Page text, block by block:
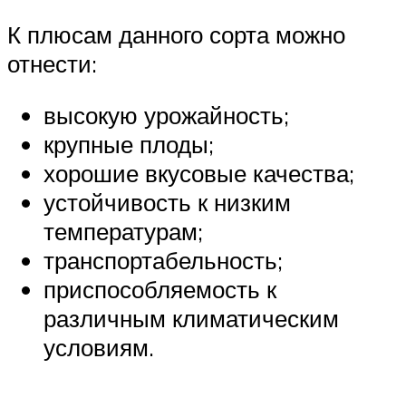
К плюсам данного сорта можно
отнести:
высокую урожайность;
крупные плоды;
хорошие вкусовые качества;
устойчивость к низким
температурам;
транспортабельность;
приспособляемость к
различным климатическим
условиям.